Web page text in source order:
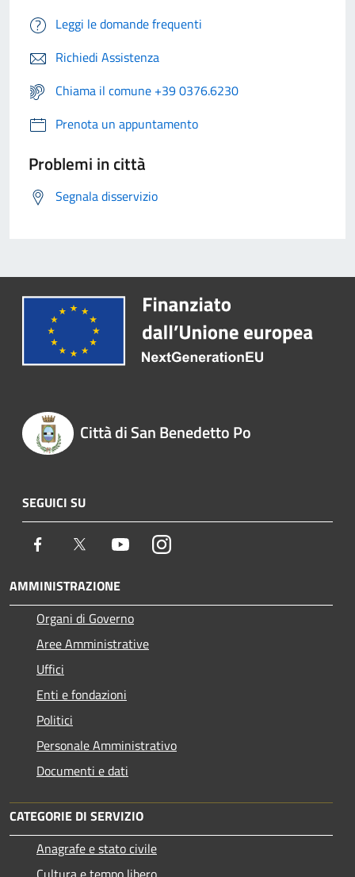
Leggi le domande frequenti
Richiedi Assistenza
Chiama il comune +39 0376.6230
Prenota un appuntamento
Problemi in città
Segnala disservizio
Città di San Benedetto Po
SEGUICI SU
Facebook Twitter YoutubeInstagram
AMMINISTRAZIONE
Organi di Governo
Aree Amministrative
Uffici
Enti e fondazioni
Politici
Personale Amministrativo
Documenti e dati
CATEGORIE DI SERVIZIO
Anagrafe e stato civile